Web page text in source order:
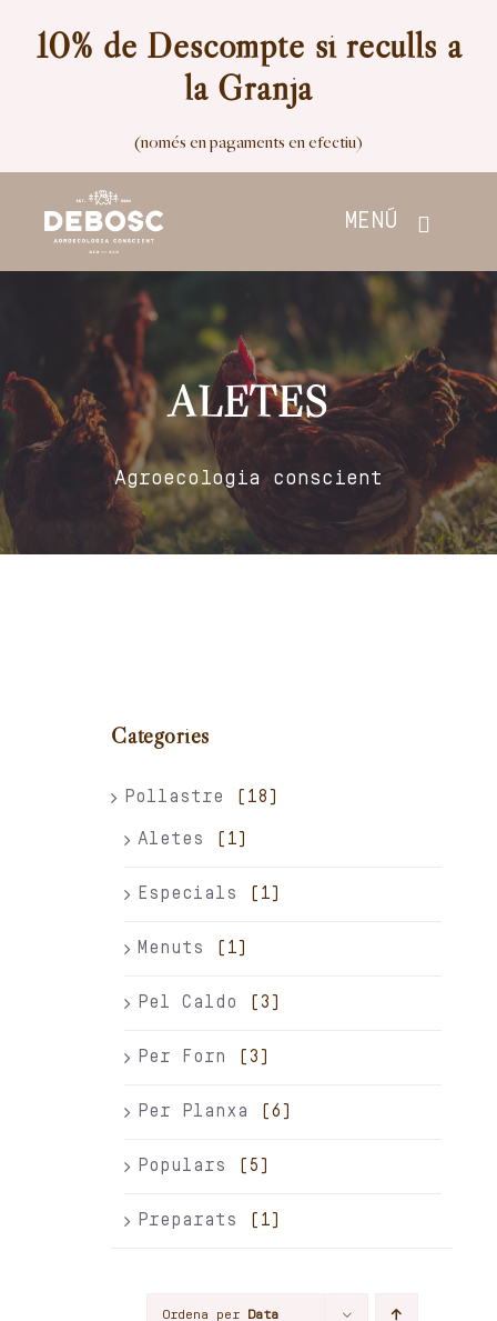
10% de Descompte si reculls a
la Granja
(només en pagaments en efectiu)
MENÚ
Nosaltres
Carret
ALETES
Agroecologia conscient
Categories
Pollastre (18)
Aletes (1)
Especials (1)
Menuts (1)
Pel Caldo (3)
Per Forn (3)
Per Planxa (6)
Populars (5)
Preparats (1)
Ordena per Data